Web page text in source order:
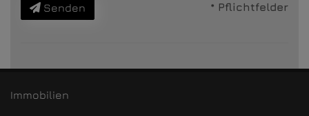
Senden * Pflichtfelder
Immobilien